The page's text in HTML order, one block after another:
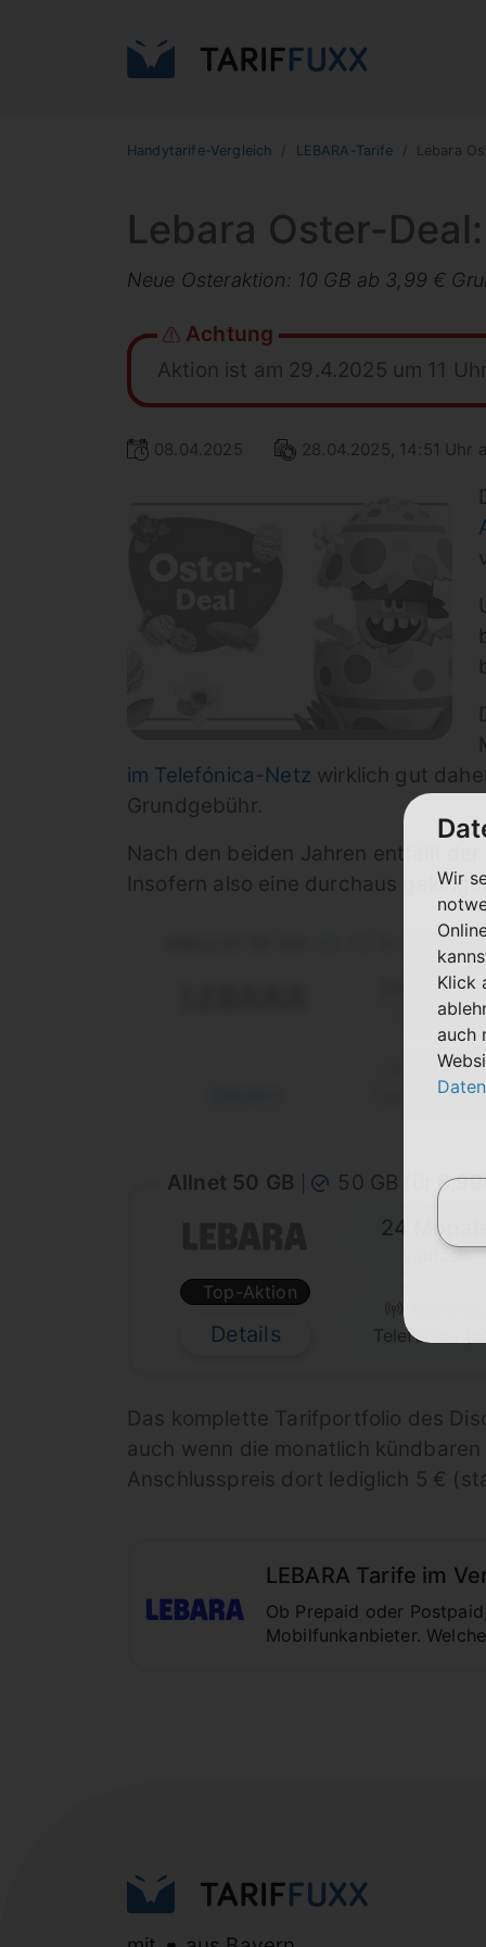
Handytarife-Vergleich LEBARA-Tarife Lebara
Lebara Oster-
Neue Osteraktion: 10 GB ab 3,99 €
Achtung
Aktion ist am 29.4.2025 um 11
08.04.2025 28.04.2025, 14:51 Uhr
im Telefónica-Netz wirklich gut
Grundgebühr.
Nach den beiden Jahren entfällt
Insofern also eine durchaus
10 % Rabatt
24
Laufzeit
Telefónica
Allnet 50 GB 50 GB für
Top-Aktion
Details
24 Monate
Laufzeit
Telefónica
Das komplette Tarifportfolio des
auch wenn die monatlich
Anschlusspreis dort lediglich 5 €
LEBARA Tarife im
Ob Prepaid oder
Mobilfunkanbieter.
Wir
Klick
auch